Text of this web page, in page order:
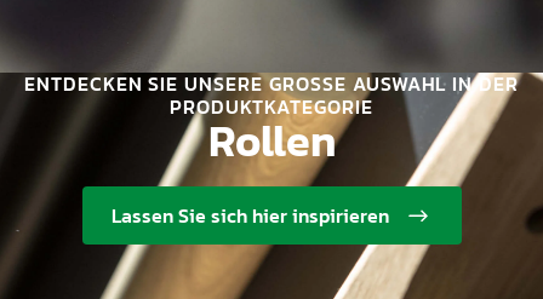
ENTDECKEN SIE UNSERE GROSSE AUSWAHL IN DER P
RODUKTKATEGORIE
Rollen
Lassen Sie sich hier inspirieren